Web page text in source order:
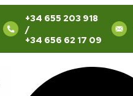
+34 655 203 918
/
+34 656 62 17 09